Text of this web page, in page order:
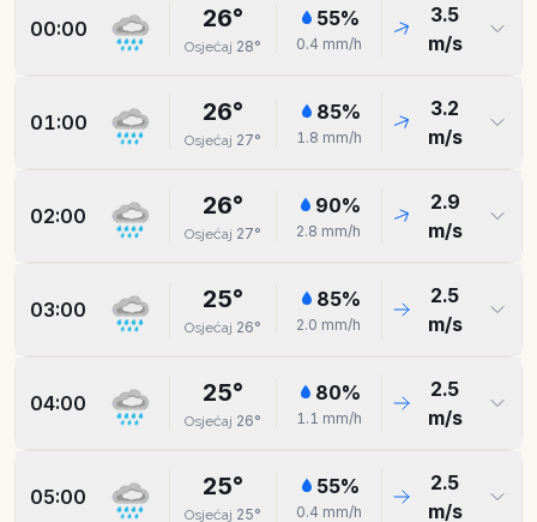
00:00 26°
Osjećaj 28°
55%
0.4 mm/h
3.5
m/s
01:00 26°
Osjećaj 27°
85%
1.8 mm/h
3.2
m/s
02:00 26°
Osjećaj 27°
90%
2.8 mm/h
2.9
m/s
03:00 25°
Osjećaj 26°
85%
2.0 mm/h
2.5
m/s
04:00 25°
Osjećaj 26°
80%
1.1 mm/h
2.5
m/s
05:00 25°
Osjećaj 25°
55%
0.4 mm/h
2.5
m/s